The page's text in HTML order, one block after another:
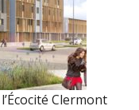
Clermont